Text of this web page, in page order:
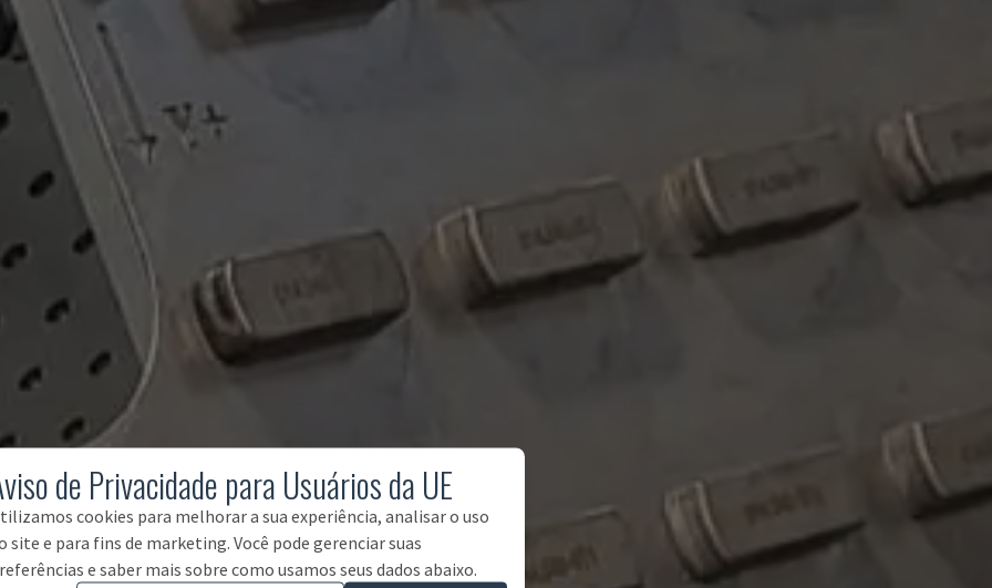
de Privacidade para Usuários da UE
cookies para melhorar a sua experiência, analisar o uso
site e para fins de marketing. Você pode gerenciar suas
e saber mais sobre como usamos seus dados abaixo.